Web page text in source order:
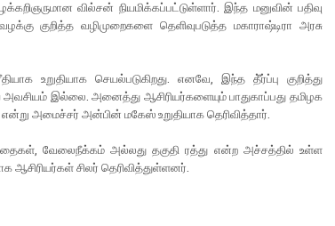
வில்சன் நியமிக்கப்பட்டுள்ளார். இந்த மனுவின் பதிவு
குறித்த வழிமுறைகளை தெளிவுபடுத்த மகாராஷ்டிரா அரசு
உறுதியாக செயல்படுகிறது. எனவே, இந்த தீ்ர்ப்பு குறித்து
இல்லை. அனைத்து ஆசிரியர்களையும் பாதுகாப்பது தமிழக
அமைச்சர் அன்பின் மகேஸ் உறுதியாக தெரிவித்தார்.
வேலைநீக்கம் அல்லது தகுதி ரத்து என்ற அச்சத்தில் உள்ள
ஆசிரியர்கள் சிலர் தெரிவித்துள்ளனர்.